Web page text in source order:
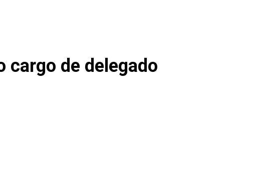
cargo de delegado